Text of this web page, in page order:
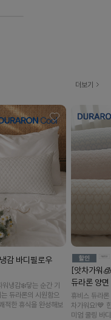
더보기
감 바디필로우
냉감❄️닿는 순간 기
듀라론의 시원함으
적한 휴식을 완성해보
[앗차가워
듀라론 양
휴비스 듀라
차가워요!💙
미엄 쿨링 바